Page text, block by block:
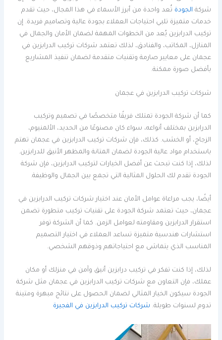
شركة الجودة تُعد واحدة من أبرز الأسماء في هذا المجال، حيث تقدم
خدمات متميزة تلبي احتياجات العملاء بجودة عالية وتصاميم فريدة. إن
تركيب الدرابزين يُعد من الخطوات المهمة لضمان الأمان والجمال في
المنازل، المكاتب، والفنادق، لذلك تعتمد شركات تركيب الدرابزين في
عجمان على معايير صارمة وتقنيات متقدمة لضمان تنفيذ المشاريع
بأفضل صورة ممكنة.
شركات تركيب الدرابزين في عجمان
كما أن شركة الجودة تمتلك فريقًا متخصصًا في تصميم وتركيب
الدرابزين بمختلف أنواعه، سواء كان مصنوعًا من الحديد، الألمنيوم،
الزجاج، أو الخشب. كذلك، فإن شركات تركيب الدرابزين في عجمان تهتم
باستخدام مواد عالية الجودة لضمان المتانة والمظهر الأنيق للدرابزين.
لذلك، إذا كنت تبحث عن أفضل الخيارات لتركيب الدرابزين، فإن شركة
الجودة تقدم لك الحلول المثالية التي تجمع بين الجمال والوظيفة.
أيضًا، يجب مراعاة عوامل الأمان عند اختيار شركات تركيب الدرابزين في
عجمان، حيث تعتمد شركة الجودة على تقنيات تركيب متطورة تضمن
استقرار الدرابزين ومقاومته لعوامل الزمن. كما أن الشركة توفر
استشارات هندسية متميزة تساعد العملاء في اختيار التصميم
المناسب الذي يتماشى مع احتياجاتهم وذوقهم الشخصي.
لذلك، إذا كنت تفكر في تركيب درابزين أنيق وآمن في منزلك أو مكان
عملك، فإن التعاون مع شركات تركيب الدرابزين في عجمان مثل شركة
الجودة سيكون الخيار المثالي لضمان الحصول على نتائج مبهرة ومتينة
تدوم لسنوات طويلة. شركات تركيب الدرابزين في الفجيرة